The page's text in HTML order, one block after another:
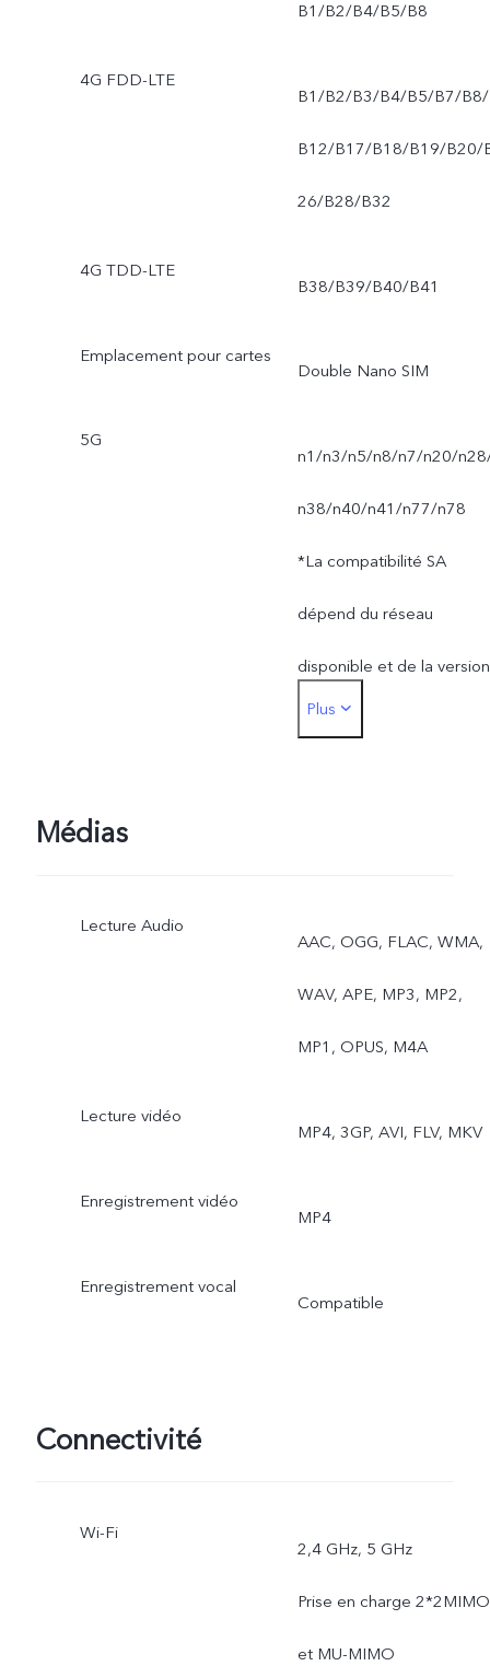
B1/B2/B4/B5/B8
4G FDD-LTE
B1/B2/B3/B4/B5/B7/B8/
B12/B17/B18/B19/B20/
26/B28/B32
4G TDD-LTE
B38/B39/B40/B41
Emplacement pour cartes
Double Nano SIM
5G
n1/n3/n5/n8/n7/n20/
n38/n40/n41/n77/n78
*La compatibilité SA
dépend du réseau
disponible et de la version
du logiciel. L'utilisation
Plus
Médias
Lecture Audio
AAC, OGG, FLAC, WMA,
WAV, APE, MP3, MP2,
MP1, OPUS, M4A
Lecture vidéo
MP4, 3GP, AVI, FLV, MKV
Enregistrement vidéo
MP4
Enregistrement vocal
Compatible
Connectivité
Wi-Fi
2,4 GHz, 5 GHz
Prise en charge 2*2MIMO
et MU-MIMO